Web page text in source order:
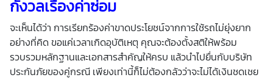
กังวลเรื่องค่าซ่อม
จะเห็นได้ว่า การเรียกร้องค่าขาดประโยชน์จากการใช้รถไม่ยุ่งยาก
อย่างที่คิด ขอแค่เวลาเกิดอุบัติเหตุ คุณจะต้องตั้งสติให้พร้อม
รวบรวมหลักฐานและเอกสารสำคัญให้ครบ แล้วนำไปยื่นกับบริษัท
ประกันภัยของคู่กรณี เพียงเท่านี้ก็ไม่ต้องกลัวว่าจะไม่ได้เงินชดเชย